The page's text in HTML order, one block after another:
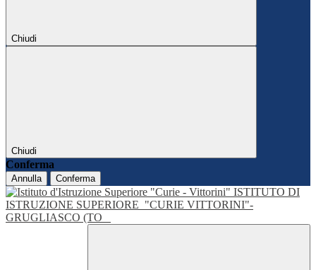
Chiudi
Chiudi
Conferma
Annulla Conferma
ISTITUTO DI
ISTRUZIONE SUPERIORE "CURIE VITTORINI"-
GRUGLIASCO (TO